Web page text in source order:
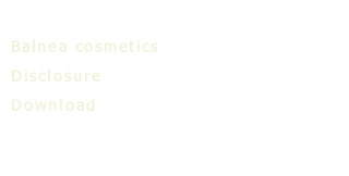
Balnea cosmetics
Disclosure
Download